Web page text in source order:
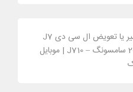
تعمیر یا تعویض ال سی دی J7
2016 سامسونگ – J710 | موبایل